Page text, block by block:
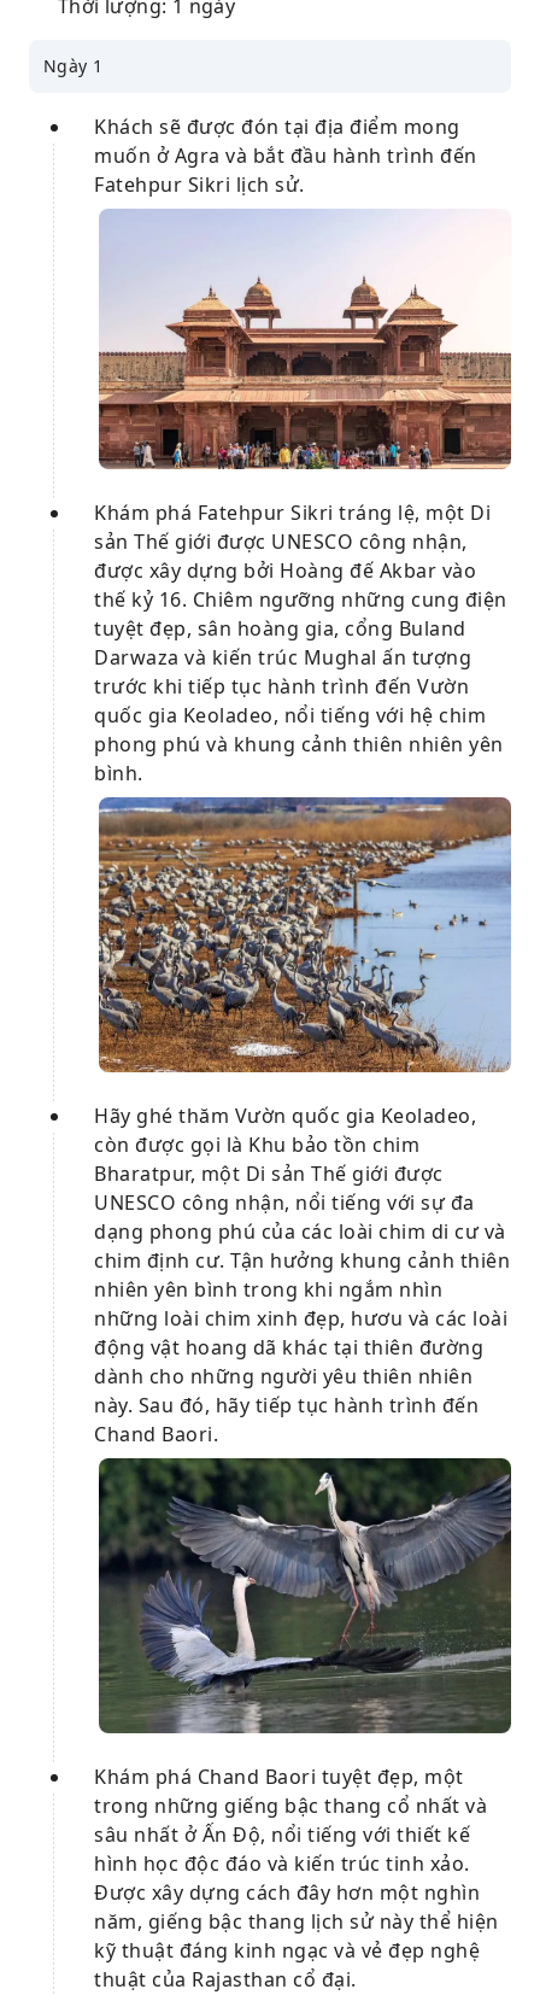
Thời lượng: 1 ngày
Ngày 1
Khách sẽ được đón tại địa điểm mong
muốn ở Agra và bắt đầu hành trình đến
Fatehpur Sikri lịch sử.
Khám phá Fatehpur Sikri tráng lệ, một Di
sản Thế giới được UNESCO công nhận,
được xây dựng bởi Hoàng đế Akbar vào
thế kỷ 16. Chiêm ngưỡng những cung điện
tuyệt đẹp, sân hoàng gia, cổng Buland
Darwaza và kiến ​​trúc Mughal ấn tượng
trước khi tiếp tục hành trình đến Vườn
quốc gia Keoladeo, nổi tiếng với hệ chim
phong phú và khung cảnh thiên nhiên yên
bình.
Hãy ghé thăm Vườn quốc gia Keoladeo,
còn được gọi là Khu bảo tồn chim
Bharatpur, một Di sản Thế giới được
UNESCO công nhận, nổi tiếng với sự đa
dạng phong phú của các loài chim di cư và
chim định cư. Tận hưởng khung cảnh thiên
nhiên yên bình trong khi ngắm nhìn
những loài chim xinh đẹp, hươu và các loài
động vật hoang dã khác tại thiên đường
dành cho những người yêu thiên nhiên
này. Sau đó, hãy tiếp tục hành trình đến
Chand Baori.
Khám phá Chand Baori tuyệt đẹp, một
trong những giếng bậc thang cổ nhất và
sâu nhất ở Ấn Độ, nổi tiếng với thiết kế
hình học độc đáo và kiến ​​trúc tinh xảo.
Được xây dựng cách đây hơn một nghìn
năm, giếng bậc thang lịch sử này thể hiện
kỹ thuật đáng kinh ngạc và vẻ đẹp nghệ
thuật của Rajasthan cổ đại.